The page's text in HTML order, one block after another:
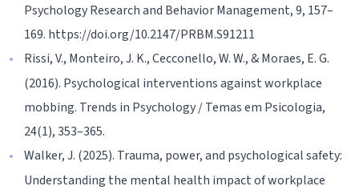
Psychology Research and Behavior Management, 9, 157–
169. https://doi.org/10.2147/PRBM.S91211
Rissi, V., Monteiro, J. K., Cecconello, W. W., & Moraes, E. G.
(2016). Psychological interventions against workplace
mobbing. Trends in Psychology / Temas em Psicologia,
24(1), 353–365.
Walker, J. (2025). Trauma, power, and psychological safety:
Understanding the mental health impact of workplace